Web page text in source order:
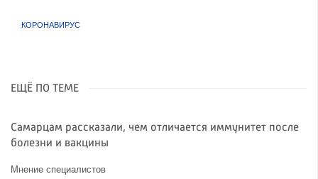
КОРОНАВИРУС
ЕЩЁ ПО ТЕМЕ
Самарцам рассказали, чем отличается иммунитет после
болезни и вакцины
Мнение специалистов